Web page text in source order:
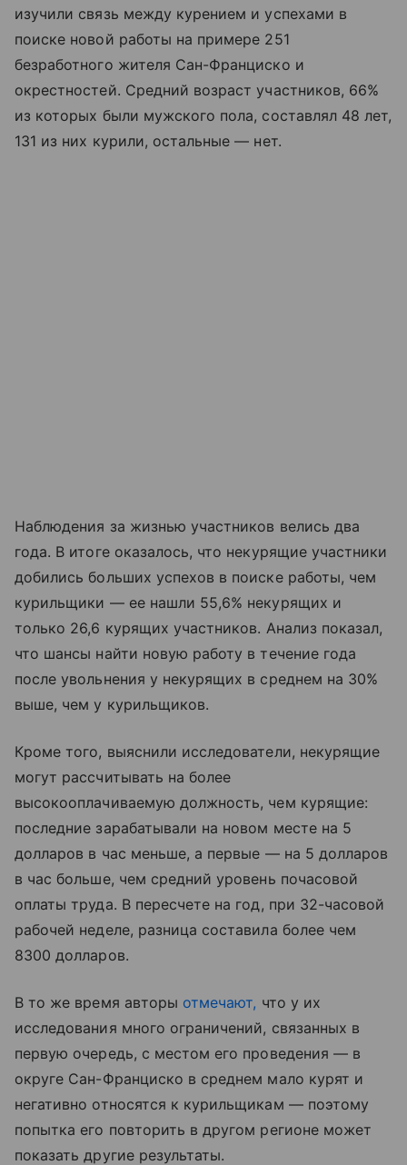
изучили связь между курением и успехами в
поиске новой работы на примере 251
безработного жителя Сан-Франциско и
окрестностей. Средний возраст участников, 66%
из которых были мужского пола, составлял 48 лет,
131 из них курили, остальные — нет.
Наблюдения за жизнью участников велись два
года. В итоге оказалось, что некурящие участники
добились больших успехов в поиске работы, чем
курильщики — ее нашли 55,6% некурящих и
только 26,6 курящих участников. Анализ показал,
что шансы найти новую работу в течение года
после увольнения у некурящих в среднем на 30%
выше, чем у курильщиков.
Кроме того, выяснили исследователи, некурящие
могут рассчитывать на более
высокооплачиваемую должность, чем курящие:
последние зарабатывали на новом месте на 5
долларов в час меньше, а первые — на 5 долларов
в час больше, чем средний уровень почасовой
оплаты труда. В пересчете на год, при 32-часовой
рабочей неделе, разница составила более чем
8300 долларов.
В то же время авторы отмечают, что у их
исследования много ограничений, связанных в
первую очередь, с местом его проведения — в
округе Сан-Франциско в среднем мало курят и
негативно относятся к курильщикам — поэтому
попытка его повторить в другом регионе может
показать другие результаты.